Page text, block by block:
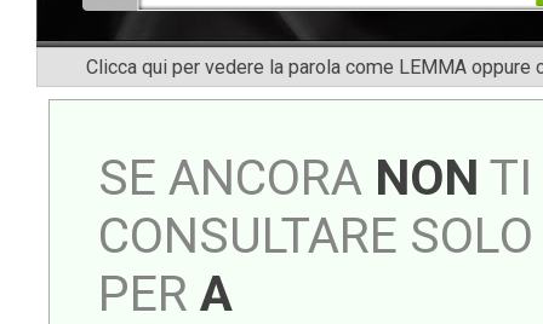
Clicca qui per vedere la parola come LEMMA oppure
SE ANCORA NON TI
CONSULTARE
PER A